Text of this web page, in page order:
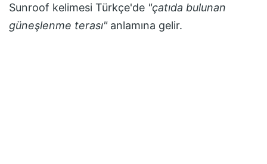
Sunroof kelimesi Türkçe'de "çatıda bulunan
güneşlenme terası"anlamına gelir.